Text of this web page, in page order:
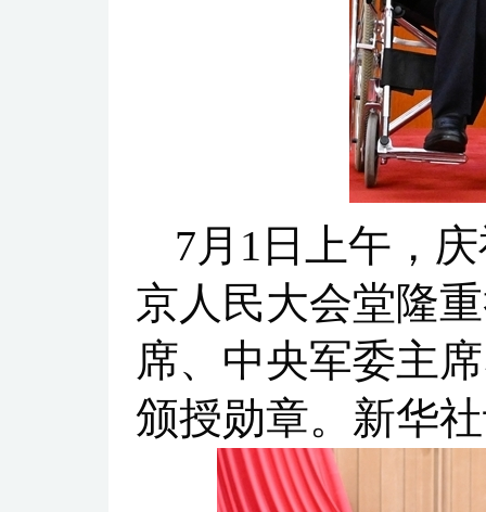
7月1日上午，
京人民大会堂隆
席、中央军委主
颁授勋章。新华